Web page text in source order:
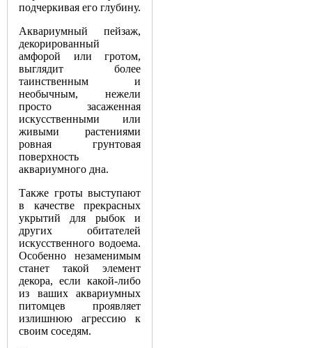
подчеркивая его глубину.
Аквариумный пейзаж,
декорированный
амфорой или гротом,
выглядит более
таинственным и
необычным, нежели
просто засаженная
искусственными или
живыми растениями
ровная грунтовая
поверхность
аквариумного дна.
Также гроты выступают
в качестве прекрасных
укрытий для рыбок и
других обитателей
искусственного водоема.
Особенно незаменимым
станет такой элемент
декора, если какой-либо
из ваших аквариумных
питомцев проявляет
излишнюю агрессию к
своим соседям.